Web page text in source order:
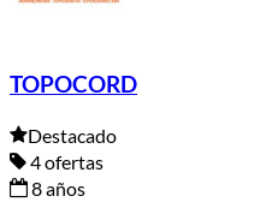
TOPOCORD
Destacado
4 ofertas
8 años